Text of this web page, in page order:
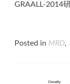
GRAALL‑2014
Posted in MRD,